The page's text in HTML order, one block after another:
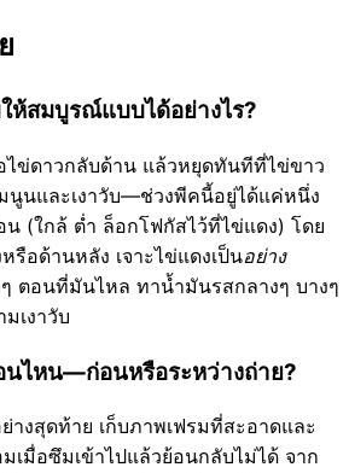
ห้สมบูรณ์แบบได้อย่างไร?
ข่ดาวกลับด้าน แล้วหยุดทันทีที่ไข่ขาว
นูนและเงาวับ—ช่วงพีคนี้อยู่ได้แค่หนึ่ง
น (ใกล้ ต่ำ ล็อกโฟกัสไว้ที่ไข่แดง) โดย
รือด้านหลัง เจาะไข่แดงเป็นอย่าง
ตอนที่มันไหล ทาน้ำมันรสกลางๆ บางๆ
เงาวับ
นไหน—ก่อนหรือระหว่างถ่าย?
างสุดท้าย เก็บภาพเฟรมที่สะอาดและ
เมื่อซึมเข้าไปแล้วย้อนกลับไม่ได้ จาก